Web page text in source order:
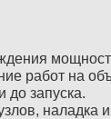
работ на
до запуска.
наладка и